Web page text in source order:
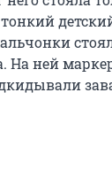
На ней